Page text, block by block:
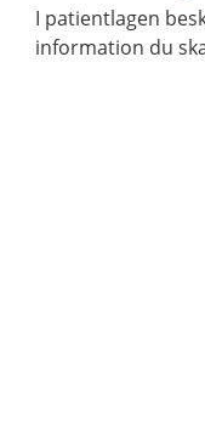
I patientlagen
information du